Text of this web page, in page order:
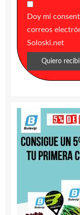
Doy mi
correos
Soloski.net